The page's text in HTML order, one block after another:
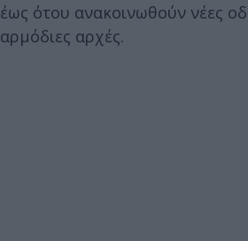
έως ότου ανακοινωθούν νέες
αρμόδιες αρχές.